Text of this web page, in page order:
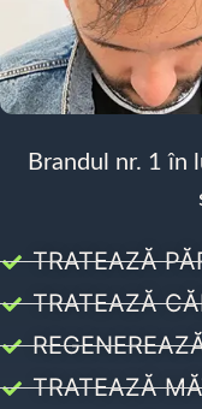
Brandul nr. 1 în
TRATEAZĂ
TRATEAZĂ
TRATEAZĂ